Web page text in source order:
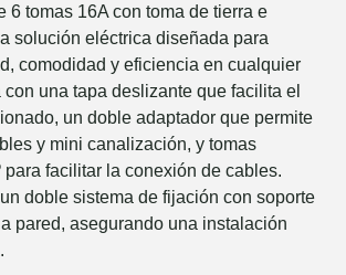
6 tomas 16A con toma de tierra e
solución eléctrica diseñada para
comodidad y eficiencia en cualquier
una tapa deslizante que facilita el
un doble adaptador que permite
y mini canalización, y tomas
para facilitar la conexión de cables.
doble sistema de fijación con soporte
pared, asegurando una instalación